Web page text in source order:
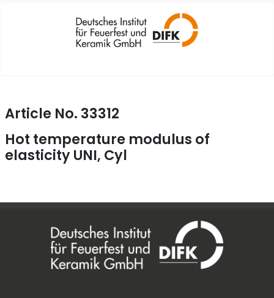
Article No. 33312
Hot temperature modulus of
elasticity UNI, Cyl